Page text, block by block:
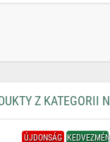
Z KATEGORII
ÚJDONSÁG